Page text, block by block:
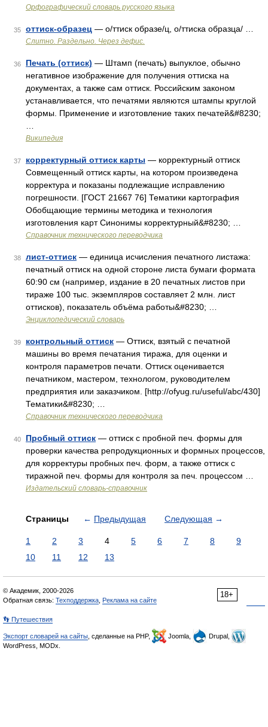
Орфографический словарь русского языка
35 оттиск-образец — о/ттиск образе/ц, о/ттиска образца/ …
Слитно. Раздельно. Через дефис.
36 Печать (оттиск) — Штамп (печать) выпуклое, обычно
негативное изображение для получения оттиска на
документах, а также сам оттиск. Российским законом
устанавливается, что печатями являются штампы круглой
формы. Применение и изготовление таких печатей&#8230;
Википедия
37 корректурный оттиск карты — корректурный оттиск
Совмещенный оттиск карты, на котором произведена
корректура и показаны подлежащие исправлению
погрешности. [ГОСТ 21667 76] Тематики картография
Обобщающие термины методика и технология
изготовления карт Синонимы корректурный&#8230; …
Справочник технического переводчика
38 лист-оттиск — единица исчисления печатного листажа:
печатный оттиск на одной стороне листа бумаги формата
60:90 см (например, издание в 20 печатных листов при
тираже 100 тыс. экземпляров составляет 2 млн. лист
оттисков), показатель объёма работы&#8230; …
Энциклопедический словарь
39 контрольный оттиск — Оттиск, взятый с печатной
машины во время печатания тиража, для оценки и
контроля параметров печати. Оттиск оценивается
печатником, мастером, технологом, руководителем
предприятия или заказчиком. [http://ofyug.ru/useful/abc/430]
Тематики&#8230; …
Справочник технического переводчика
40 Пробный оттиск — оттиск с пробной печ. формы для
проверки качества репродукционных и формных процессов,
для корректуры пробных печ. форм, а также оттиск с
тиражной печ. формы для контроля за печ. процессом …
Издательский словарь-справочник
Страницы ← Предыдущая Следующая →
1 2 3 4 5 6 7 8
9
10
11 12 13
18+
© Академик, 2000-2026
Обратная связь: Техподдержка Реклама на сайте
👣 Путешествия
Экспорт словарей на сайты , сделанные на PHP, Joomla,
Drupal,
WordPress, MODx.